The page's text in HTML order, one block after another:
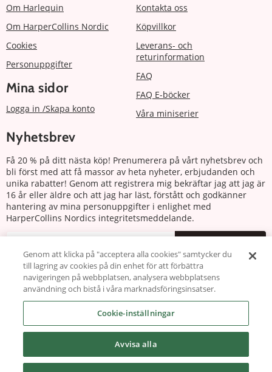
Om Harlequin
Om HarperCollins Nordic
Cookies
Personuppgifter
Mina sidor
Logga in /Skapa konto
Kontakta oss
Köpvillkor
Leverans- och
returinformation
FAQ
FAQ E-böcker
Våra miniserier
Nyhetsbrev
Få 20 % på ditt nästa köp! Prenumerera på vårt nyhetsbrev och
bli först med att få massor av heta nyheter, erbjudanden och
unika rabatter! Genom att registrera mig bekräftar jag att jag är
16 år eller äldre och att jag har läst, förstått och godkänner
hantering av mina personuppgifter i enlighet med
HarperCollins Nordics integritetsmeddelande.
Följ oss
Copyright © 2026 harlequin.se
Genom att klicka på "acceptera alla cookies" samtycker du
till lagring av cookies på din enhet för att förbättra
navigeringen på webbplatsen, analysera webbplatsens
användning och bistå i våra marknadsföringsinsatser.
Cookie-inställningar
Avvisa alla